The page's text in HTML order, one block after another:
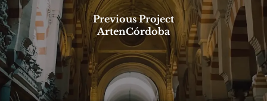
Previous Project
ArtenCórdoba